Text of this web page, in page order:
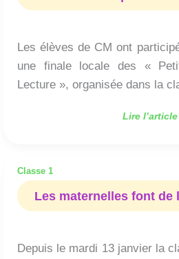
Les élèves de CM ont
une finale locale des «
Lecture », organisée dans la
Lire
Classe 1
Les maternelles font de
Depuis le mardi 13 janvier la
maternelles